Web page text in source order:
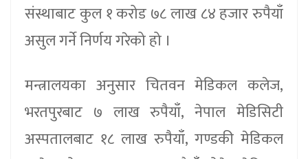
संस्थाबाट कुल १ करोड ७८ लाख ८४ हजार रुपैयाँ
असुल गर्ने निर्णय गरेको हो ।
मन्त्रालयका अनुसार चितवन मेडिकल कलेज,
भरतपुरबाट ७ लाख रुपैयाँ, नेपाल मेडिसिटी
अस्पतालबाट १८ लाख रुपैयाँ, गण्डकी मेडिकल